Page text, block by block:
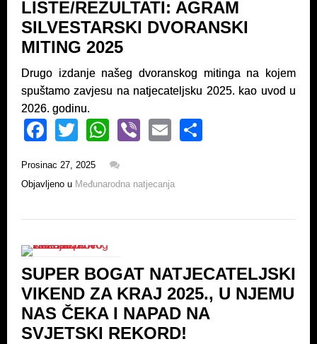
LISTE/REZULTATI: AGRAM
SILVESTARSKI DVORANSKI
MITING 2025
Drugo izdanje našeg dvoranskog mitinga na kojem
spuštamo zavjesu na natjecateljsku 2025. kao uvod u
2026. godinu.
F
c
e
b
o
o
k
T
tt
W
at
A
p
Vi
er
E
Prosinac 27, 2025
Objavljeno u Međunarodna natjecanja
SUPER BOGAT NATJECATELJSKI
VIKEND ZA KRAJ 2025., U NJEMU
NAS ČEKA I NAPAD NA
SVJETSKI REKORD!